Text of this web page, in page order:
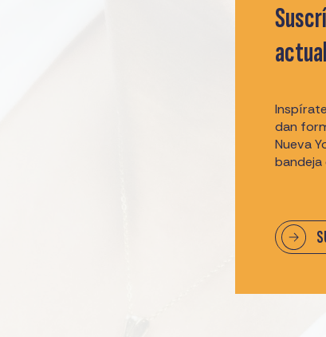
dan
Nueva
bandeja